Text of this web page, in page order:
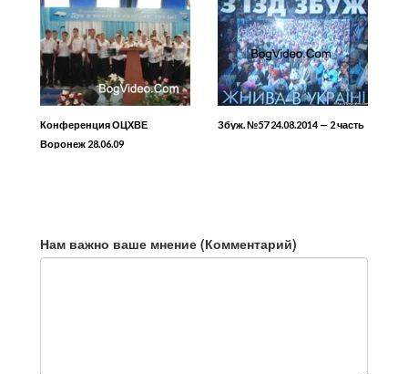
Конференция ОЦХВЕ
Воронеж 28.06.09
Збуж. №57 24.08.2014 — 2 часть
Нам важно ваше мнение (Комментарий)